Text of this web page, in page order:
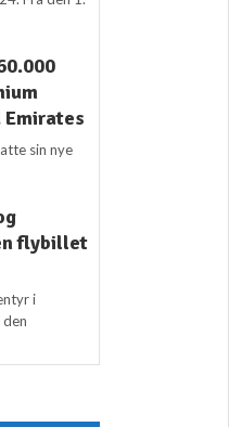
Emirates
sin nye
flybillet
i